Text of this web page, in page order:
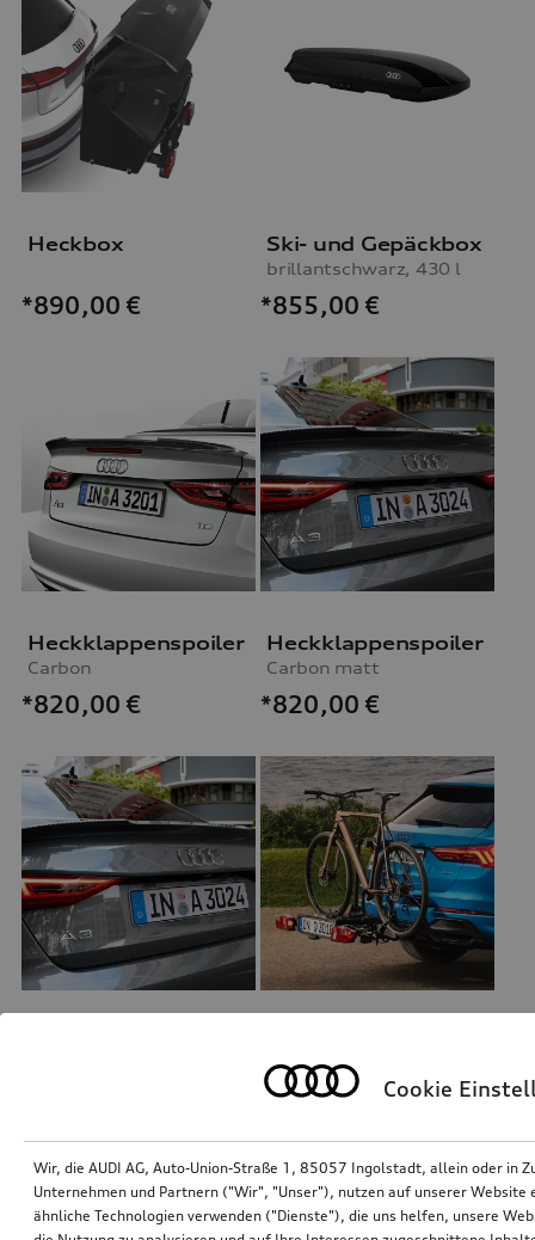
Heckbox
*890,00 €
Ski- und Gepäckbox
brillantschwarz, 430 l
*855,00 €
Heckklappenspoiler
Carbon
*820,00 €
Heckklappenspoiler
Carbon matt
*820,00 €
schwarz, faltbar
*805,00
Cookie
Wir, die AUDI AG, Auto-Union-Straße 1, 85057 Ingolstadt, allein oder in
Unternehmen und Partnern ("Wir", "Unser"), nutzen auf unserer Website
ähnliche Technologien verwenden ("Dienste"), die uns helfen, unsere